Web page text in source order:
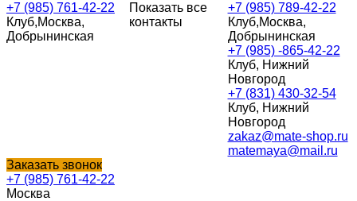
+7 (985) 761-42-22
Клуб,Москва,
Добрынинская
Показать все
контакты
+7 (985) 789-42-22
Клуб,Москва,
Добрынинская
+7 (985) -865-42-22
Клуб, Нижний
Новгород
+7 (831) 430-32-54
Клуб, Нижний
Новгород
zakaz@mate-shop.ru
matemaya@mail.ru
Заказать звонок
+7 (985) 761-42-22
Москва